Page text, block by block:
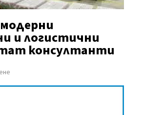
и логистични
консултанти